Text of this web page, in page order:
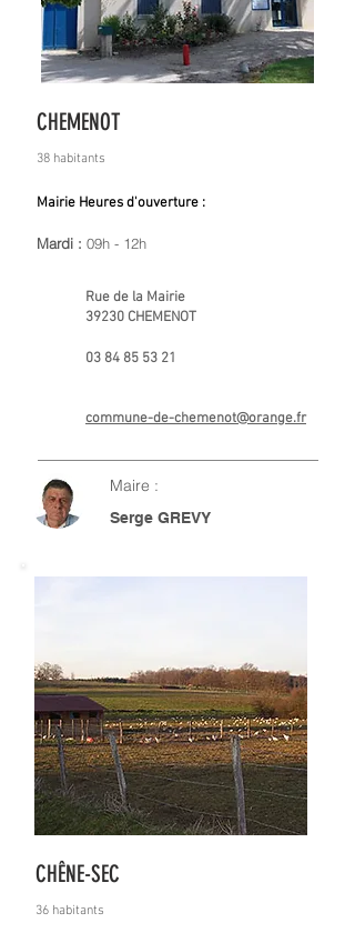
CHEMENOT
38 habitants
Mairie Heures d'ouverture :
Mardi : 09h - 12h
Rue de la Mairie
39230 CHEMENOT
03 84 85 53 21
commune-de-chemenot@orange.fr
Maire :
Serge GREVY
CHÊNE-SEC
36 habitants